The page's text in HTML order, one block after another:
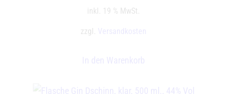
inkl. 19 % MwSt.
zzgl.